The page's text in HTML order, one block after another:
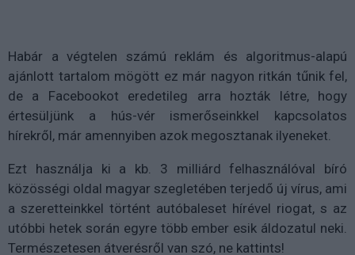
Habár a végtelen számú reklám és algoritmus-alapú
ajánlott tartalom mögött ez már nagyon ritkán tűnik fel,
de a Facebookot eredetileg arra hozták létre, hogy
értesüljünk a hús-vér ismerőseinkkel kapcsolatos
hírekről, már amennyiben azok megosztanak ilyeneket.
Ezt használja ki a kb. 3 milliárd felhasználóval bíró
közösségi oldal magyar szegletében terjedő új vírus, ami
a szeretteinkkel történt autóbaleset hírével riogat, s az
utóbbi hetek során egyre több ember esik áldozatul neki.
Természetesen átverésről van szó, ne kattints!